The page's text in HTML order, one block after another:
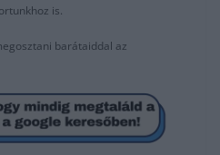
is.
barátaiddal az